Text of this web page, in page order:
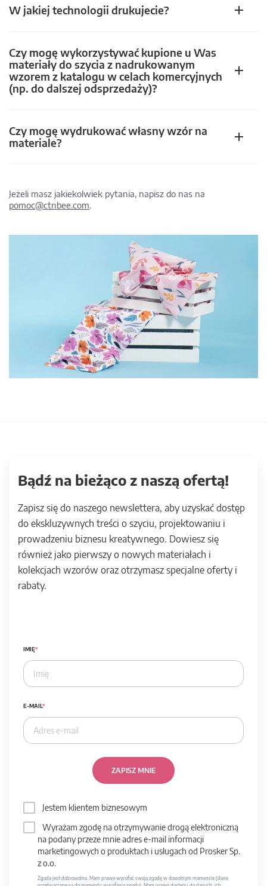
W jakiej technologii drukujecie?
Czy mogę wykorzystywać kupione u Was
materiały do szycia z nadrukowanym
wzorem z katalogu w celach komercyjnych
(np. do dalszej odsprzedaży)?
Czy mogę wydrukować własny wzór na
materiale?
Jeżeli masz jakiekolwiek pytania, napisz do nas na
pomoc@ctnbee.com.
Bądź na bieżąco z naszą ofertą!
Zapisz się do naszego newslettera, aby uzyskać dostęp
do ekskluzywnych treści o szyciu, projektowaniu i
prowadzeniu biznesu kreatywnego. Dowiesz się
również jako pierwszy o nowych materiałach i
kolekcjach wzorów oraz otrzymasz specjalne oferty i
rabaty.
IMIĘ
E-MAIL
ZAPISZ MNIE
Jestem klientem biznesowym
Wyrażam zgodę na otrzymywanie drogą elektroniczną
na podany przeze mnie adres e-mail informacji
marketingowych o produktach i usługach od Prosker Sp.
z o.o.
Zgoda jest dobrowolna. Mam prawo wycofać swoją zgodę w dowolnym momencie (dane